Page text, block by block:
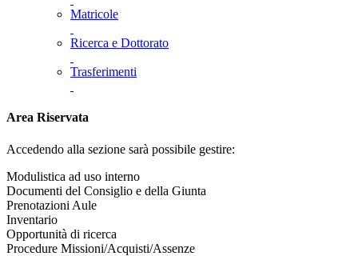
Matricole
Ricerca e Dottorato
Trasferimenti
Area Riservata
Accedendo alla sezione sarà possibile gestire:
Modulistica ad uso interno
Documenti del Consiglio e della Giunta
Prenotazioni Aule
Inventario
Opportunità di ricerca
Procedure Missioni/Acquisti/Assenze